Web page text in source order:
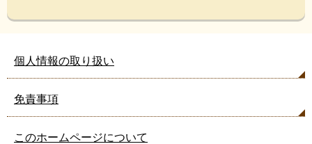
個人情報の取り扱い
免責事項
このホームページについて